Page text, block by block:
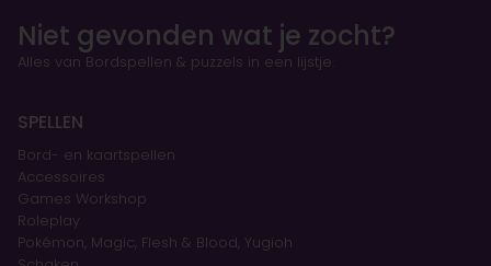
Niet gevonden wat je zocht?
Alles van Bordspellen & puzzels in een lijstje.
SPELLEN
Bord- en kaartspellen
Accessoires
Games Workshop
Roleplay
Pokémon, Magic, Flesh & Blood, Yugioh